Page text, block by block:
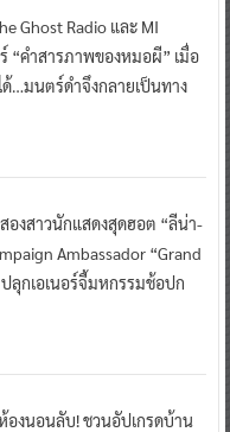
Ghost Radio และ MI
“คำสารภาพของหมอผี” เมื่อ
…มนตร์ดำจึงกลายเป็นทาง
องสาวนักแสดงสุดฮอต “ลีน่า-
Ambassador “Grand
ลุกเอเนอร์จี้มหกรรมช้อปก
องนอนลับ! ชวนอัปเกรดบ้าน